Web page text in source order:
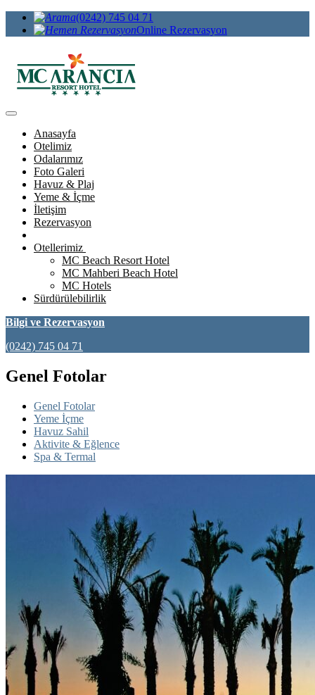
(0242) 745 04 71
Online Rezervasyon
Anasayfa
Otelimiz
Odalarımız
Foto Galeri
Havuz & Plaj
Yeme & İçme
İletişim
Rezervasyon
Otellerimiz
MC Beach Resort Hotel
MC Mahberi Beach Hotel
MC Hotels
Sürdürülebilirlik
Bilgi ve Rezervasyon
(0242) 745 04 71
Genel Fotolar
Genel Fotolar
Yeme İçme
Havuz Sahil
Aktivite & Eğlence
Spa & Termal